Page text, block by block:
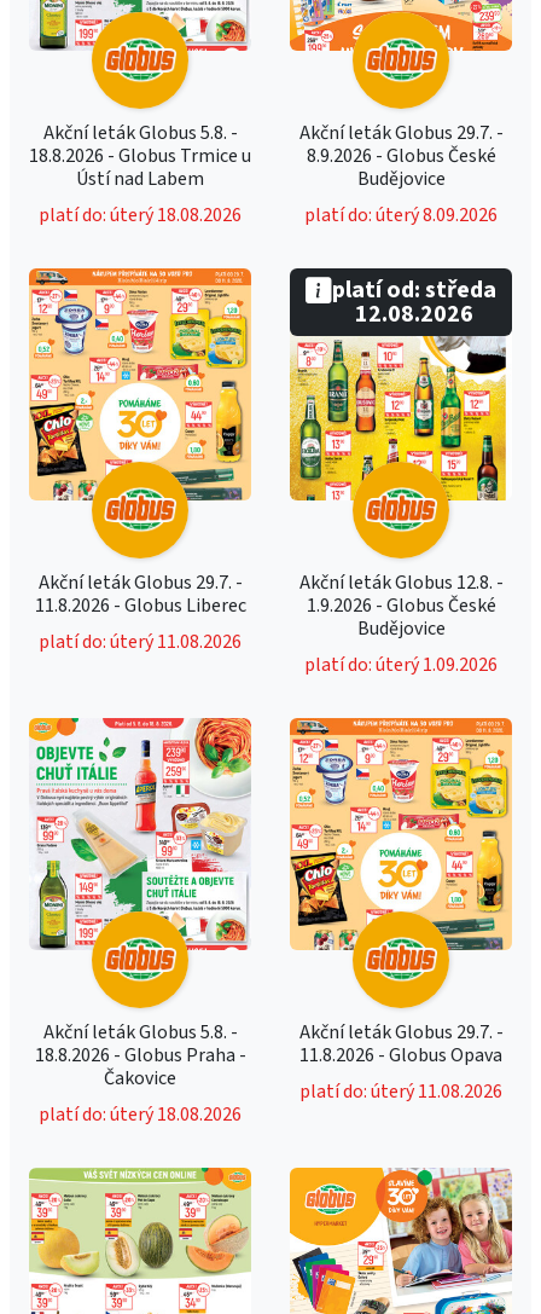
Akční leták Globus 5.8. -
18.8.2026 - Globus Trmice u
Ústí nad Labem
platí do: úterý 18.08.2026
Akční leták Globus 29.7. -
8.9.2026 - Globus České
Budějovice
platí do: úterý 8.09.2026
Akční leták Globus 29.7. -
11.8.2026 - Globus Liberec
platí do: úterý 11.08.2026
Akční leták Globus 12.8. -
1.9.2026 - Globus České
Budějovice
platí do: úterý 1.09.2026
platí od: středa
12.08.2026
Akční leták Globus 5.8. -
18.8.2026 - Globus Praha -
Čakovice
platí do: úterý 18.08.2026
Akční leták Globus 29.7. -
11.8.2026 - Globus Opava
platí do: úterý 11.08.2026